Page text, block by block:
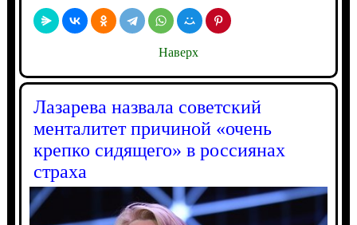
Наверх
Лазарева назвала советский
менталитет причиной «очень
крепко сидящего» в россиянах
страха